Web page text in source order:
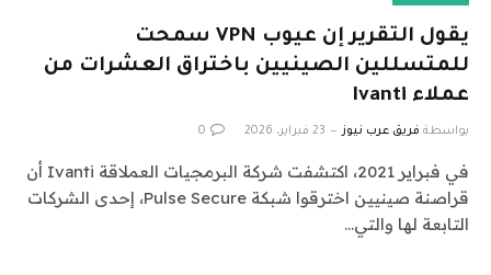
يقول التقرير إن عيوب VPN سمحت
للمتسللين الصينيين باختراق العشرات من
عملاء Ivanti
بواسطة فريق عرب نيوز 23 فبراير، 2026 0
في فبراير 2021، اكتشفت شركة البرمجيات العملاقة Ivanti أن
قراصنة صينيين اخترقوا شبكة Pulse Secure، إحدى الشركات
التابعة لها والتي…